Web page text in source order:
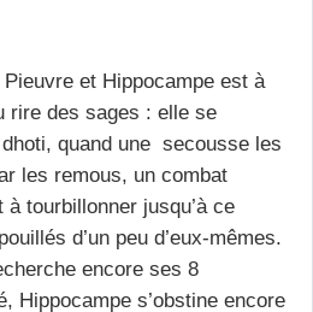
et Hippocampe est à
rire des sages : elle se
quand une secousse les
les remous, un combat
tourbillonner jusqu’à ce
d’un peu d’eux-mêmes.
encore ses 8
Hippocampe s’obstine encore